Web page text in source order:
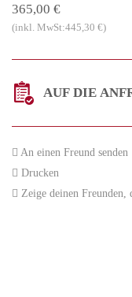
365,00 €
(inkl. MwSt:445,30 €)
AUF DIE
An einen Freund senden
Drucken
Zeige deinen Freunden,